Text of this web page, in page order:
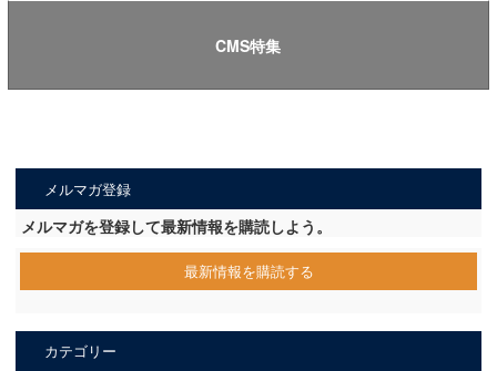
CMS特集
メルマガ登録
メルマガを登録して最新情報を購読しよう。
最新情報を購読する
カテゴリー